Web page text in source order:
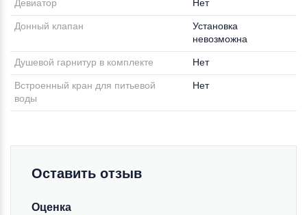
Девиатор Нет
Донный клапан
Установка
невозможна
Душевой гарнитур в комплекте Нет
Встроенный кран для питьевой
воды
Нет
Оставить отзыв
Оценка